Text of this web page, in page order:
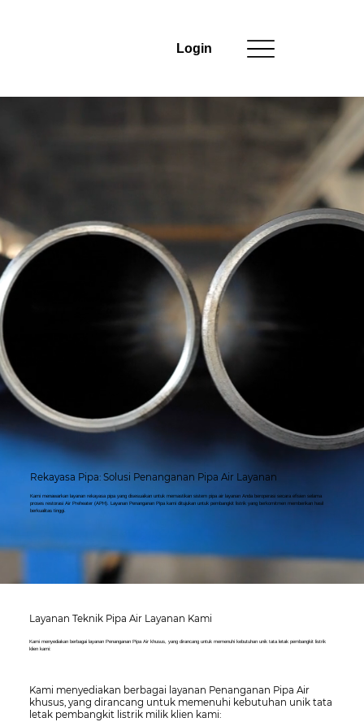
Login
Rekayasa Pipa: Solusi Penanganan Pipa Air Layanan
Kami menawarkan layanan rekayasa pipa yang disesuaikan untuk memastikan sistem pipa air layanan Anda beroperasi secara efisien selama
proses restorasi Air Preheater (APH). Layanan Penanganan Pipa kami ditujukan untuk pembangkit listrik yang berkomitmen memberikan hasil
berkualitas tinggi.
Layanan Teknik Pipa Air Layanan Kami
Kami menyediakan berbagai layanan Penanganan Pipa Air khusus, yang dirancang untuk memenuhi kebutuhan unik tata letak pembangkit listrik
klien kami:
Kami menyediakan berbagai layanan Penanganan Pipa Air
khusus, yang dirancang untuk memenuhi kebutuhan unik tata
letak pembangkit listrik milik klien kami: